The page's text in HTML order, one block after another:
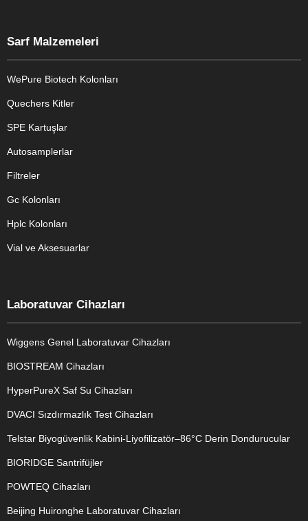
Sarf Malzemeleri
WePure Biotech Kolonları
Quechers Kitler
SPE Kartuşlar
Autosamplerlar
Filtreler
Gc Kolonları
Hplc Kolonları
Vial ve Aksesuarlar
Laboratuvar Cihazları
Wiggens Genel Laboratuvar Cihazları
BIOSTREAM Cihazları
HyperPureX Saf Su Cihazları
DVACI Sızdırmazlık Test Cihazları
Telstar Biyogüvenlik Kabini-Liyofilizatör–86°C Derin Dondurucular
BIORIDGE Santrifüjler
POWTEQ Cihazları
Beijing Huironghe Laboratuvar Cihazları